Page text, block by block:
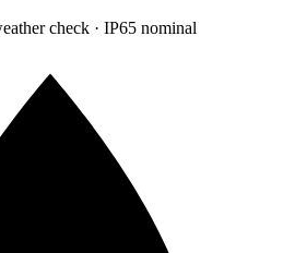
check · IP65 nominal